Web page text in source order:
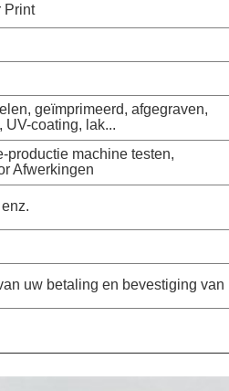
Print
geïmprimeerd, afgegraven,
UV-coating, lak...
productie machine testen,
Afwerkingen
uw betaling en bevestiging van